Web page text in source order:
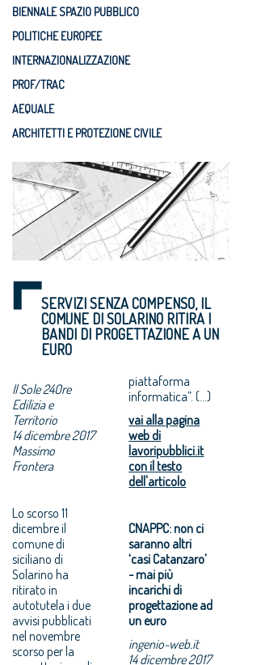
BIENNALE SPAZIO PUBBLICO
POLITICHE EUROPEE
INTERNAZIONALIZZAZIONE
PROF/TRAC
AEQUALE
ARCHITETTI E PROTEZIONE CIVILE
SERVIZI SENZA COMPENSO, IL
COMUNE DI SOLARINO RITIRA I
BANDI DI PROGETTAZIONE A UN
EURO
Il Sole 24Ore
Edilizia e
Territorio
14 dicembre 2017
Massimo
Frontera
Lo scorso 11
dicembre il
comune di
siciliano di
Solarino ha
ritirato in
autotutela i due
avvisi pubblicati
nel novembre
scorso per la
piattaforma
informatica”. (...)
vai alla pagina
web di
lavoripubblici.it
con il testo
dell'articolo
CNAPPC: non ci
saranno altri
‘casi Catanzaro’
- mai più
incarichi di
progettazione ad
un euro
ingenio-web.it
14 dicembre 2017